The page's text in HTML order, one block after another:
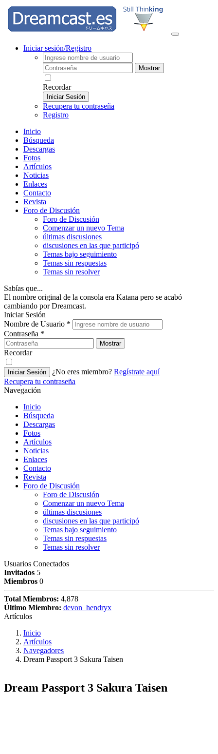
Iniciar sesión/Registro
Mostrar
Recordar
Iniciar Sesión
Recupera tu contraseña
Registro
Inicio
Búsqueda
Descargas
Fotos
Artículos
Noticias
Enlaces
Contacto
Revista
Foro de Discusión
Foro de Discusión
Comenzar un nuevo Tema
últimas discusiones
discusiones en las que participó
Temas bajo seguimiento
Temas sin respuestas
Temas sin resolver
Sabías que...
El nombre original de la consola era Katana pero se acabó
cambiando por Dreamcast.
Iniciar Sesión
Nombre de Usuario *
Contraseña *
Mostrar
Recordar
Iniciar Sesión ¿No eres miembro? Regístrate aquí
Recupera tu contraseña
Navegación
Inicio
Búsqueda
Descargas
Fotos
Artículos
Noticias
Enlaces
Contacto
Revista
Foro de Discusión
Foro de Discusión
Comenzar un nuevo Tema
últimas discusiones
discusiones en las que participó
Temas bajo seguimiento
Temas sin respuestas
Temas sin resolver
Usuarios Conectados
Invitados 5
Miembros 0
Total Miembros: 4,878
Último Miembro: devon_hendryx
Artículos
Inicio
Artículos
Navegadores
Dream Passport 3 Sakura Taisen
Dream Passport 3 Sakura Taisen